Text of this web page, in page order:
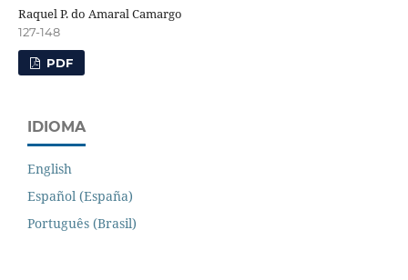
Raquel P. do Amaral Camargo
127-148
PDF
IDIOMA
English
Español (España)
Português (Brasil)